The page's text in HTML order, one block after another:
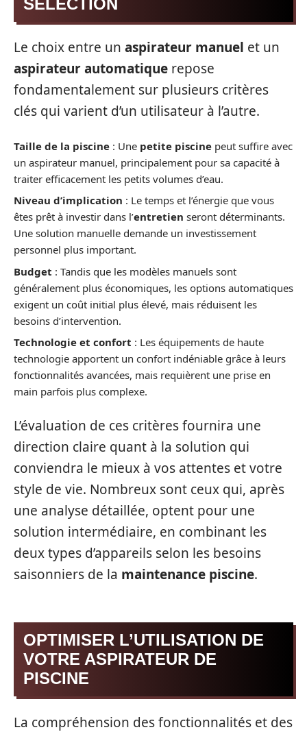
Le choix entre un aspirateur manuel et un
aspirateur automatique repose
fondamentalement sur plusieurs critères
clés qui varient d’un utilisateur à l’autre.
Taille de la piscine : Une petite piscine peut suffire avec
un aspirateur manuel, principalement pour sa capacité à
traiter efficacement les petits volumes d’eau.
Niveau d’implication : Le temps et l’énergie que vous
êtes prêt à investir dans l’entretien seront déterminants.
Une solution manuelle demande un investissement
personnel plus important.
Budget : Tandis que les modèles manuels sont
généralement plus économiques, les options automatiques
exigent un coût initial plus élevé, mais réduisent les
besoins d’intervention.
Technologie et confort : Les équipements de haute
technologie apportent un confort indéniable grâce à leurs
fonctionnalités avancées, mais requièrent une prise en
main parfois plus complexe.
L’évaluation de ces critères fournira une
direction claire quant à la solution qui
conviendra le mieux à vos attentes et votre
style de vie. Nombreux sont ceux qui, après
une analyse détaillée, optent pour une
solution intermédiaire, en combinant les
deux types d’appareils selon les besoins
saisonniers de la maintenance piscine.
OPTIMISER L’UTILISATION DE
VOTRE ASPIRATEUR DE
PISCINE
La compréhension des fonctionnalités et des